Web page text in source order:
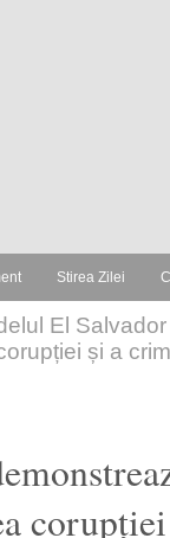
Stirea Zilei
El
și a